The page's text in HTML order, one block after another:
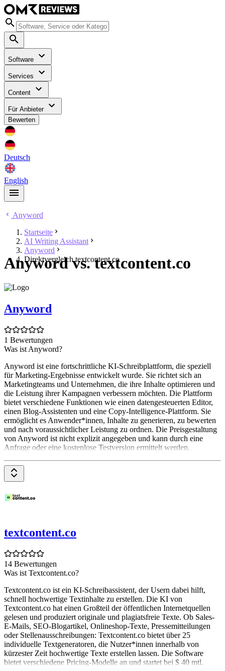
Software
Services
Content
Für Anbieter
Bewerten
Deutsch
English
Anyword
Startseite
AI Writing Assistant
Anyword
Direktvergleich textcontent.co
Anyword vs. textcontent.co
Anyword
1 Bewertungen
Was ist Anyword?
Anyword ist eine fortschrittliche KI-Schreibplattform, die speziell
für Marketing-Ergebnisse entwickelt wurde. Sie richtet sich an
Marketingteams und Unternehmen, die ihre Inhalte optimieren und
die Leistung ihrer Kampagnen verbessern möchten. Die Plattform
bietet verschiedene Funktionen wie einen datengesteuerten Editor,
einen Blog-Assistenten und eine Copy-Intelligence-Plattform. Sie
ermöglicht es Anwender*innen, Inhalte zu generieren, zu bewerten
und nach voraussichtlicher Leistung zu ordnen. Die Preisgestaltung
von Anyword ist nicht explizit angegeben und kann durch eine
Anfrage oder eine kostenlose Testversion ermittelt werden.
textcontent.co
14 Bewertungen
Was ist Textcontent.co?
Textcontent.co ist ein KI-Schreibassistent, der Usern dabei hilft,
schnell hochwertige Textinhalte zu erstellen. Die KI von
Textcontent.co hat einen Großteil der öffentlichen Internetquellen
gelesen und produziert originale und plagiatsfreie Texte. Ob Sales-
E-Mails, SEO-Blogartikel, Onlineshop-Texte, Pressemitteilungen
oder Stellenausschreibungen: Textcontent.co bietet über 25
individuelle Textgeneratoren, die Nutzer*innen innerhalb von
kürzester Zeit hochwertige Texte erstellen lassen. Die Software
bietet verschiedene Pricing-Modelle an und startet bei $ 40 mtl.